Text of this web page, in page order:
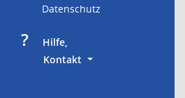
Datenschutz
?
     Hilfe,
Kontakt